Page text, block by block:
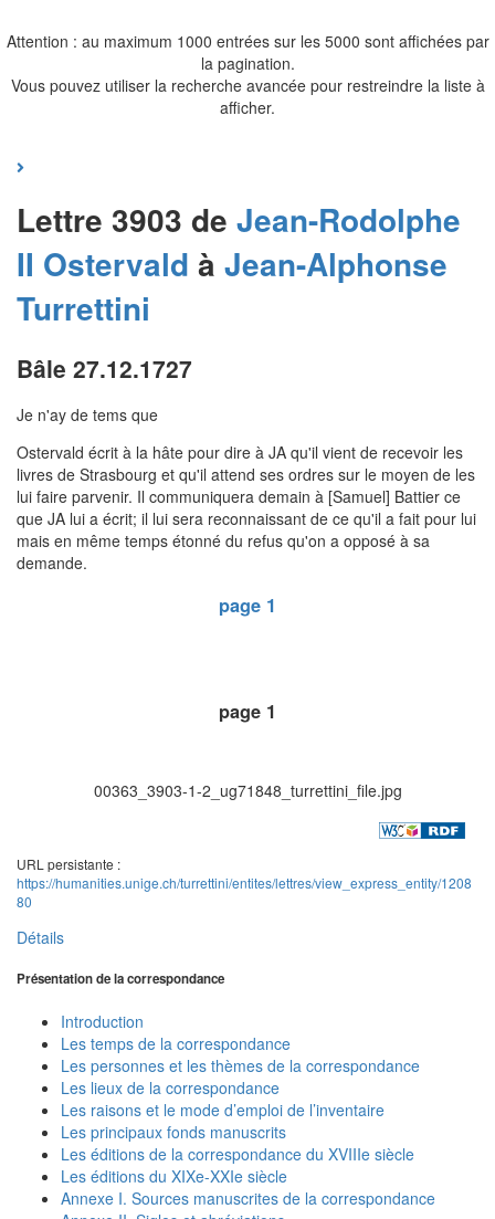
Attention : au maximum 1000 entrées sur les 5000 sont affichées par
la pagination.
Vous pouvez utiliser la recherche avancée pour restreindre la liste à
afficher.
Lettre 3903 de Jean-Rodolphe
II Ostervald à Jean-Alphonse
Turrettini
Bâle 27.12.1727
Je n'ay de tems que
Ostervald écrit à la hâte pour dire à JA qu'il vient de recevoir les
livres de Strasbourg et qu'il attend ses ordres sur le moyen de les
lui faire parvenir. Il communiquera demain à [Samuel] Battier ce
que JA lui a écrit; il lui sera reconnaissant de ce qu'il a fait pour lui
mais en même temps étonné du refus qu'on a opposé à sa
demande.
page 1
page 1
00363_3903-1-2_ug71848_turrettini_file.jpg
URL persistante :
https://humanities.unige.ch/turrettini/entites/lettres/view_express_entity/1208
80
Détails
Présentation de la correspondance
Introduction
Les temps de la correspondance
Les personnes et les thèmes de la correspondance
Les lieux de la correspondance
Les raisons et le mode d’emploi de l’inventaire
Les principaux fonds manuscrits
Les éditions de la correspondance du XVIIIe siècle
Les éditions du XIXe-XXIe siècle
Annexe I. Sources manuscrites de la correspondance